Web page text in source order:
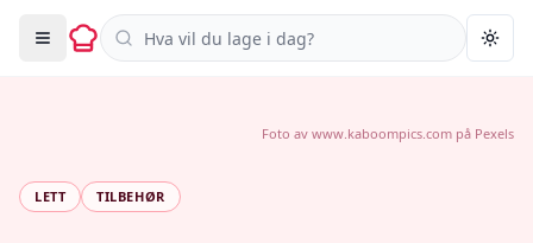
Søk i oppskrifter
LETT TILBEHØR
Foto av www.kaboompics.com på Pexels